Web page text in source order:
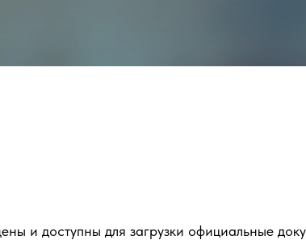
и доступны для загрузки